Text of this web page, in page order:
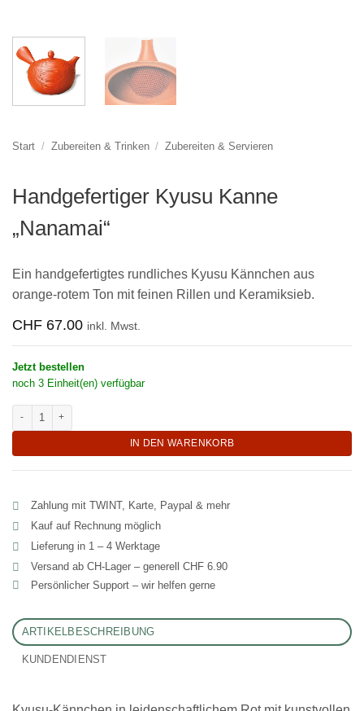
Start / Zubereiten & Trinken / Zubereiten & Servieren
Handgefertiger Kyusu Kanne
„Nanamai“
Ein handgefertigtes rundliches Kyusu Kännchen aus
orange-rotem Ton mit feinen Rillen und Keramiksieb.
CHF 67.00 inkl. Mwst.
Jetzt bestellen
noch 3 Einheit(en) verfügbar
Handgefertiger Kyusu Kanne "Nanamai" Menge
IN DEN WARENKORB
Zahlung mit TWINT, Karte, Paypal & mehr
Kauf auf Rechnung möglich
Lieferung in 1 – 4 Werktage
Versand ab CH‑Lager – generell CHF 6.90
Persönlicher Support – wir helfen gerne
ARTIKELBESCHREIBUNG
KUNDENDIENST